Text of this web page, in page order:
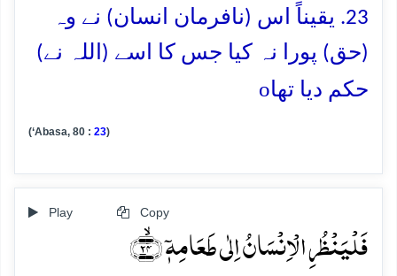
23. یقیناً اس (نافرمان انسان) نے وہ
(حق) پورا نہ کیا جس کا اسے (اللہ نے)
حکم دیا تھاo
(‘Abasa, 80 : 23)
Play Copy
فَلۡیَنۡظُرِ الۡاِنۡسَانُ اِلٰی طَعَامِہٖۤ ﴿ۙ۲۴﴾